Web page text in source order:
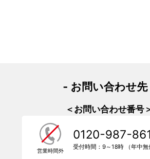
- お問い合わせ先
＜お問い合わせ番号
0120-987-861
受付時間：9～18時 （年中無